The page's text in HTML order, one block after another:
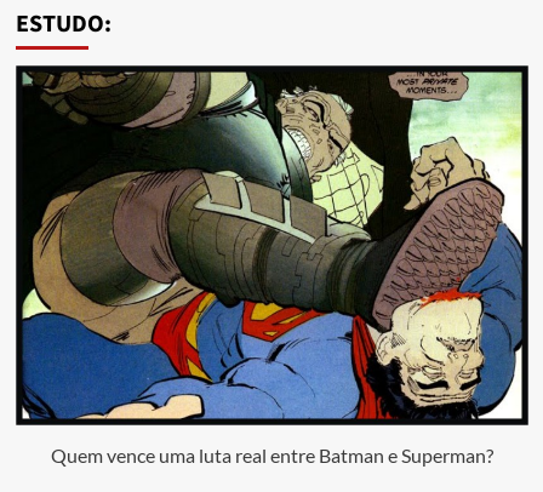
ESTUDO:
Quem vence uma luta real entre Batman e Superman?